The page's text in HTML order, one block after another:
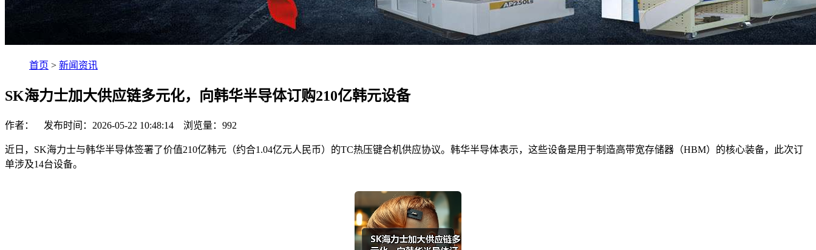
首页 > 新闻资讯
SK海力士加大供应链多元化，向韩华半导体订购210亿韩元设备
作者： 发布时间：2026-05-22 10:48:14 浏览量： 992
近日，SK海力士与韩华半导体签署了价值210亿韩元（约合1.04亿元人民币）的TC热压键合机供应协议。韩华半导体表示，这些设备是用于制造高带宽存储器（HBM）的核心装备，此次订
单涉及14台设备。